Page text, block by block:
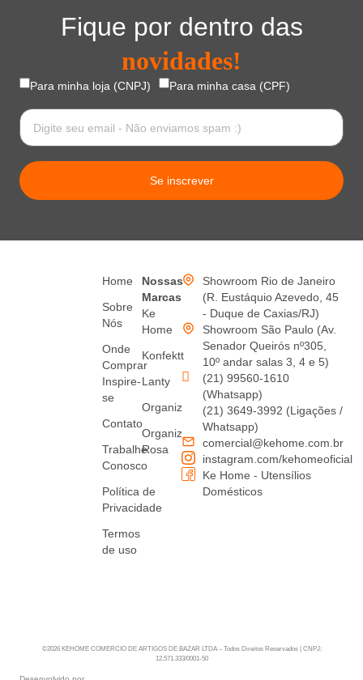
Fique por dentro das
novidades!
Para minha loja (CNPJ) Para minha casa (CPF)
Se inscrever
Home
Sobre
Nós
Onde
Comprar
Inspire-
se
Contato
Trabalhe
Conosco
Política de
Privacidade
Termos
de uso
Nossas
Marcas
Ke
Home
Konfektt
Lanty
Organiz
Organiz
Rosa
Showroom Rio de Janeiro
(R. Eustáquio Azevedo, 45
- Duque de Caxias/RJ)
Showroom São Paulo (Av.
Senador Queirós nº305,
10º andar salas 3, 4 e 5)
(21) 99560-1610
(Whatsapp)
(21) 3649-3992 (Ligações /
Whatsapp)
comercial@kehome.com.br
instagram.com/kehomeoficial
Ke Home - Utensílios
Domésticos
©2026 KEHOME COMERCIO DE ARTIGOS DE BAZAR LTDA – Todos Direitos Reservados | CNPJ:
12.571.333/0001-50